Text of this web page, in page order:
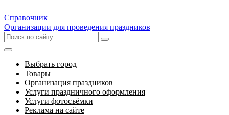
Справочник
Организации для проведения праздников
Выбрать город
Товары
Организация праздников
Услуги праздничного оформления
Услуги фотосъёмки
Реклама на сайте